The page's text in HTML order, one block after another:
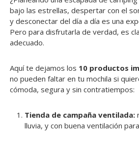
bajo las estrellas, despertar con el
y desconectar del día a día es una
Pero para disfrutarla de verdad, es
adecuado.
Aquí te dejamos los 10 productos
no pueden faltar en tu mochila si
cómoda, segura y sin contratiempos:
Tienda de campaña ventilada:
lluvia, y con buena ventilación